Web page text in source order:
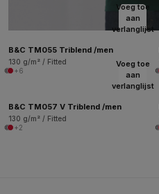
Voeg toe
aan
verlanglijst
B&C TM055 Triblend /men
130 g/m² / Fitted
+6
Voeg toe
aan
verlanglijst
B&C TM057 V Triblend /men
130 g/m² / Fitted
+2